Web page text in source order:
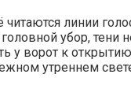
линии
убор, тени
у ворот к
утреннем